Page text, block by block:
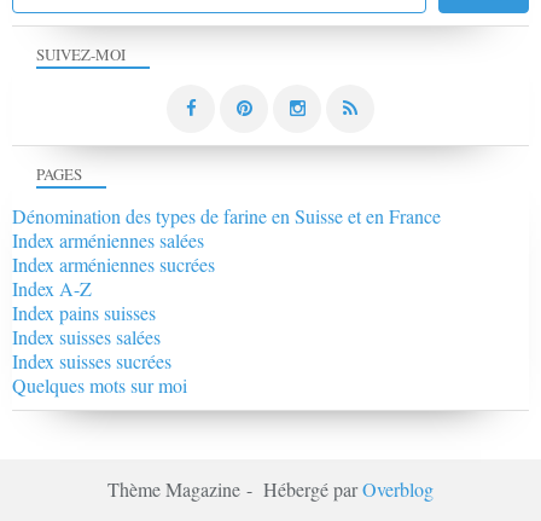
SUIVEZ-MOI
PAGES
Dénomination des types de farine en Suisse et en France
Index arméniennes salées
Index arméniennes sucrées
Index A-Z
Index pains suisses
Index suisses salées
Index suisses sucrées
Quelques mots sur moi
Thème Magazine - Hébergé parOverblog